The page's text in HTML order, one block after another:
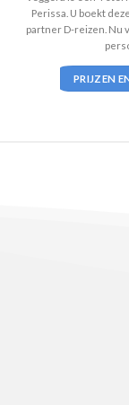
Perissa. U boekt
partner D-reizen. Nu
PRIJZEN